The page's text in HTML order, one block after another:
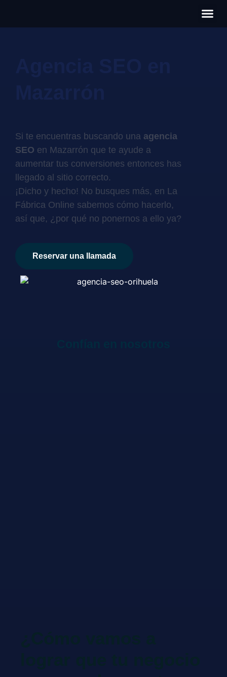
Si te encuentras buscando una agencia
SEO en Mazarrón que te ayude a
aumentar tus conversiones entonces has
llegado al sitio correcto.
¡Dicho y hecho! No busques más, en La
Fábrica Online sabemos cómo hacerlo,
así que, ¿por qué no ponernos a ello ya?
Reservar una llamada